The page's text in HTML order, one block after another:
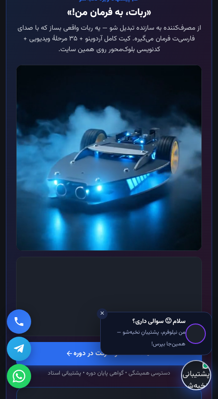
«ربات، به فرمان من!»
از مصرف‌کننده به سازنده تبدیل شو — یه ربات واقعی بساز که با صدای
فارسی‌ت فرمان می‌گیره. کیت کامل آردوینو + ۳۵ مرحلهٔ ویدیویی +
کدنویسی بلوک‌محور روی همین سایت.
💳 مشاهده و شرکت در دورهarrow_back
دسترسی همیشگی • گواهی پایان دوره • پشتیبانی استاد
سلام 🙂 سوالی داری؟
من نیلوفرم، پشتیبانِ نخبه‌شو —
همین‌جا بپرس!
✕